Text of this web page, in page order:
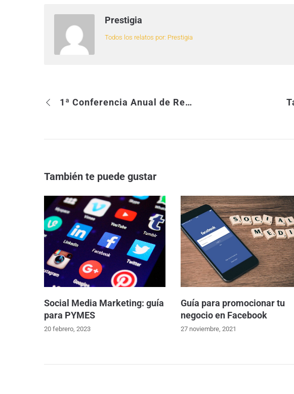
Prestigia
Todos los relatos por: Prestigia
1ª Conferencia Anual de Reputación Corporativa
También te puede gustar
Social Media Marketing: guía
para PYMES
20 febrero, 2023
Guía para promocionar tu
negocio en Facebook
27 noviembre, 2021